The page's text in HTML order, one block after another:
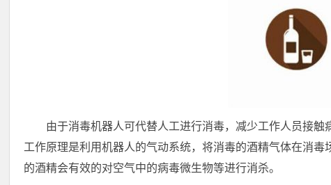
由于消毒机器人可代替人工进行消毒，减少工作人员接
工作原理是利用机器人的气动系统，将消毒的酒精气体在消
的酒精会有效的对空气中的病毒微生物等进行消杀。